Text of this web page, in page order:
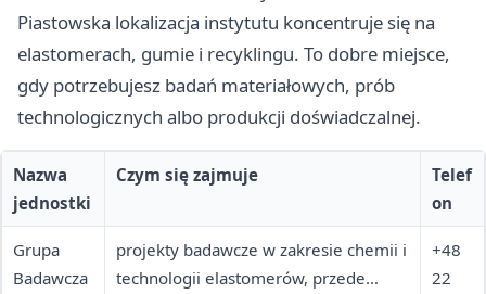
Piastowska lokalizacja instytutu koncentruje się na
elastomerach, gumie i recyklingu. To dobre miejsce,
gdy potrzebujesz badań materiałowych, prób
technologicznych albo produkcji doświadczalnej.
Nazwa
jednostki
Czym się zajmuje
Telef
on
Grupa
Badawcza
projekty badawcze w zakresie chemii i
technologii elastomerów, przede
+48
22